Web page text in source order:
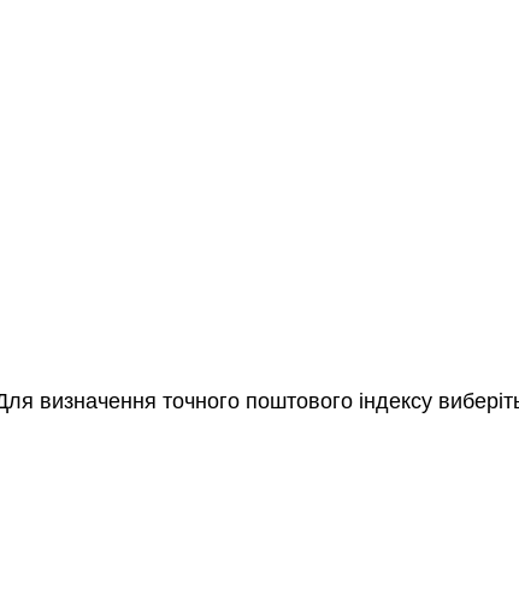
визначення точного поштового індексу